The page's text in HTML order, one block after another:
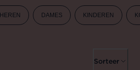
HEREN DAMES KINDEREN
Sorteer